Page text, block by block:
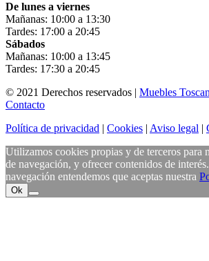
De lunes a viernes
Mañanas: 10:00 a 13:30
Tardes: 17:00 a 20:45
Sábados
Mañanas: 10:00 a 13:45
Tardes: 17:30 a 20:45
© 2021 Derechos reservados | Muebles
Contacto
Política de privacidad | Cookies | Aviso legal |
Utilizamos cookies propias y de terceros para
de navegación, y ofrecer contenidos de
navegación entendemos que aceptas nuestra
Ok